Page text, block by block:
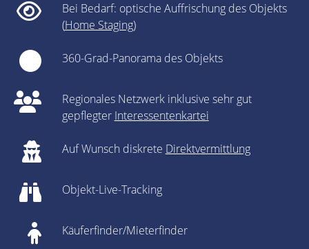
Bei Bedarf: optische Auffrischung des Objekts
(Home Staging)
360-Grad-Panorama des Objekts
Regionales Netzwerk inklusive sehr gut
gepflegter Interessentenkartei
Auf Wunsch diskrete Direktvermittlung
Objekt-Live-Tracking
Käuferfinder/Mieterfinder